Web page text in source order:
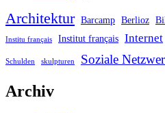
Architektur Barcamp Berlioz
Institu français Institut français Internet
Schulden skulpturen Soziale
Archiv